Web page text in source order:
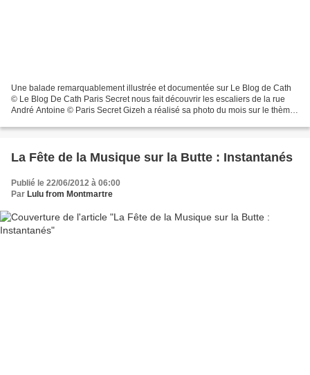
Une balade remarquablement illustrée et documentée sur Le Blog de Cath
© Le Blog De Cath Paris Secret nous fait découvrir les escaliers de la rue
André Antoine © Paris Secret Gizeh a réalisé sa photo du mois sur le thème
La Fête de la Musique sur la Butte : Instantanés
Publié le 22/06/2012 à 06:00
Par Lulu from Montmartre